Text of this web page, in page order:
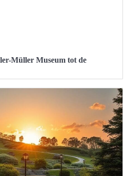
Müller Museum tot de